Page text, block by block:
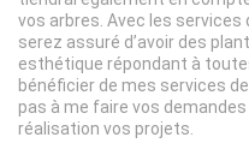
vos arbres. Avec les services
serez assuré d’avoir des
esthétique répondant à
bénéficier de mes services
pas à me faire vos
réalisation vos projets.